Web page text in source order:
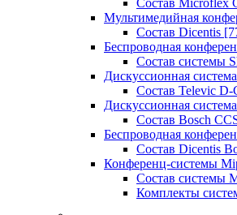
Состав Microflex
Мультимедийная
Состав Dicentis
Беспроводная
Состав системы
Дискуссионная
Состав Televic D-
Дискуссионная
Состав Bosch
Беспроводная
Состав Dicentis
Конференц-системы
Состав системы
Комплекты